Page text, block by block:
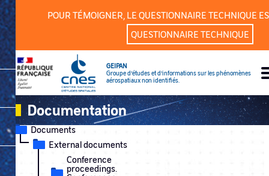
Cookies management panel
POUR TÉMOIGNER, LE QUESTIONNAIRE TECHNIQUE
QUESTIONNAIRE TECHNIQUE
GEIPAN
Groupe d’études et d’informations sur les phénomènes
aérospatiaux non identifiés.
Documentation
Documents
External documents
Conference
proceedings.